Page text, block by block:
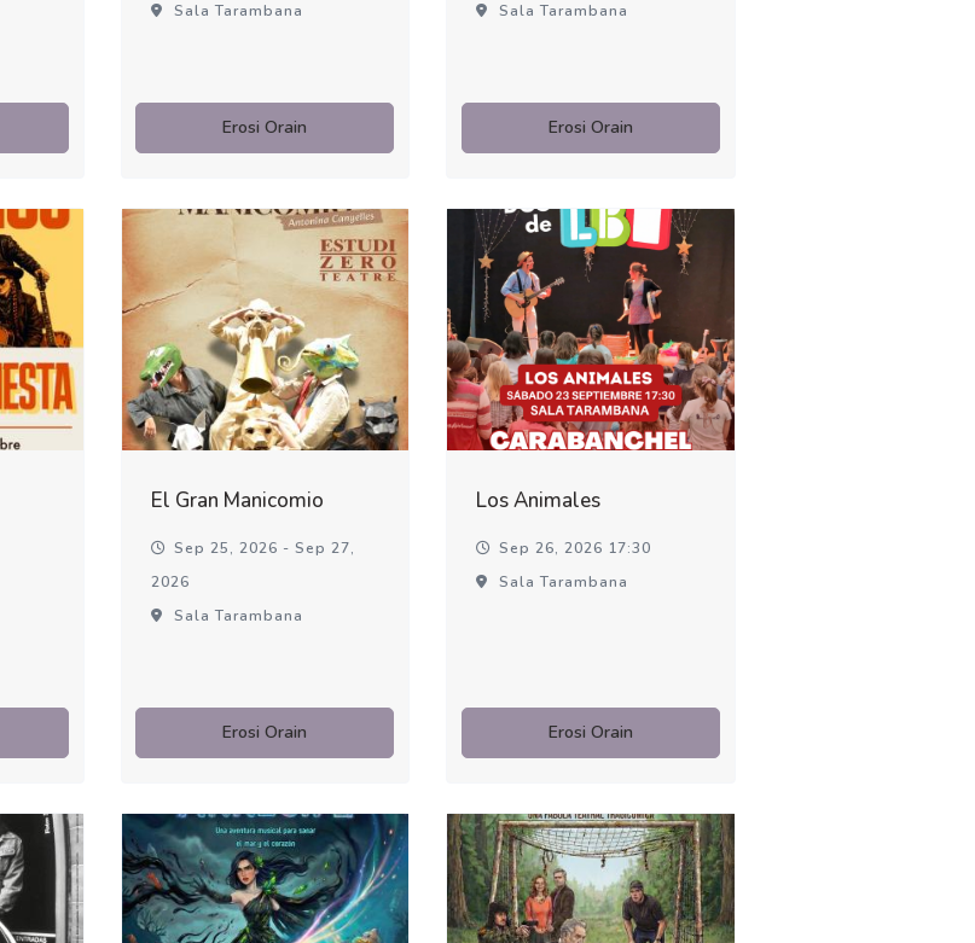
Sala Tarambana
Erosi Orain
Sala Tarambana
Erosi Orain
El Gran Manicomio
Sep 25, 2026 - Sep 27,
2026
Sala Tarambana
Erosi Orain
Los Animales
Sep 26, 2026 17:30
Sala Tarambana
Erosi Orain